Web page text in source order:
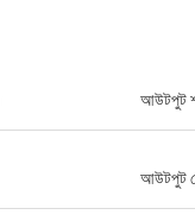
আউটপুট
আউটপুট